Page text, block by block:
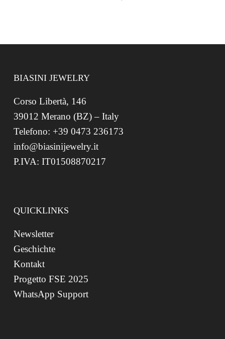
BIASINI JEWELRY
Corso Libertà, 146
39012 Merano (BZ) – Italy
Telefono: +39 0473 236173
info@biasinijewelry.it
P.IVA: IT01508870217
QUICKLINKS
Newsletter
Geschichte
Kontakt
Progetto FSE 2025
WhatsApp Support